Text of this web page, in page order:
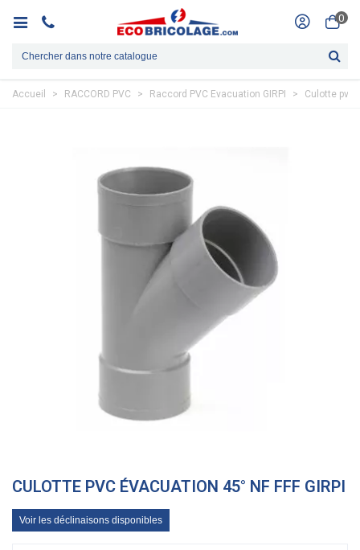
0
Accueil > RACCORD PVC > Raccord PVC Evacuation GIRPI > Culotte pvc
CULOTTE PVC ÉVACUATION 45° NF FFF GIRPI
Voir les déclinaisons disponibles